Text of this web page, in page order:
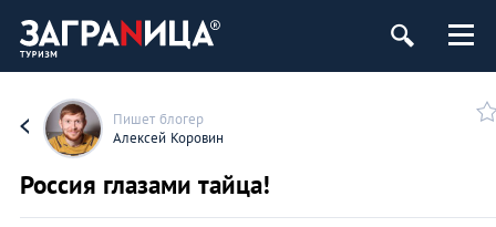
Пишет блогер
Алексей Коровин
Россия глазами тайца!